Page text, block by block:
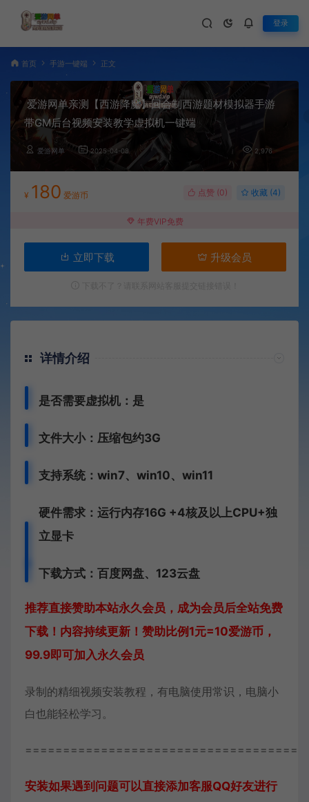
登录
首页 手游一键端 正文
爱游网单亲测【西游降魔】回合制西游题材模拟器手游
带GM后台视频安装教学虚拟机一键端
爱游网单 2025-04-08 2,976
¥ 180 爱游币 点赞 (0) 收藏 (4)
年费VIP免费
立即下载 升级会员
详情介绍
是否需要虚拟机：是
文件大小：压缩包约3G
支持系统：win7、win10、win11
硬件需求：运行内存16G +4核及以上CPU+独
立显卡
下载方式： 百度网盘、 123云盘
推荐直接赞助本站永久会员，成为会员后全站免费
下载！内容持续更新！赞助比例1元=10爱游币，
99.9即可加入永久会员
录制的精细视频安装教程，有电脑使用常识，电脑小
白也能轻松学习。
安装如果遇到问题可以直接添加客服QQ好友进行